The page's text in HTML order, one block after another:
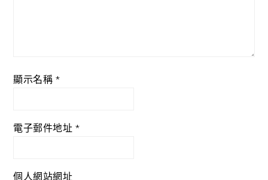
顯示名稱 *
電子郵件地址 *
個人網站網址